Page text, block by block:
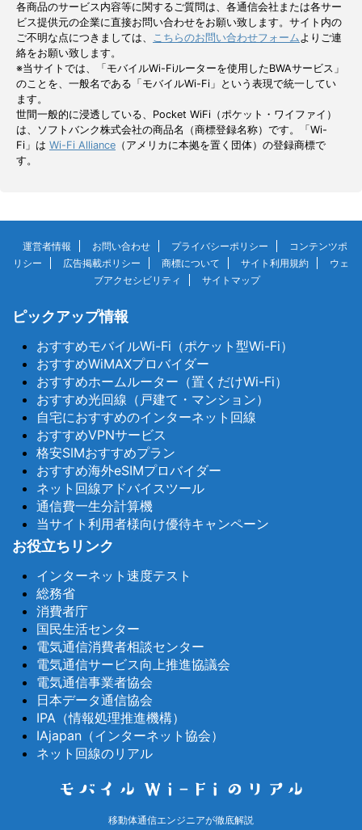
各商品のサービス内容等に関するご質問は、各通信会社または各サー
ビス提供元の企業に直接お問い合わせをお願い致します。サイト内の
ご不明な点につきましては、 こちらのお問い合わせフォームよりご連
絡をお願い致します。
※当サイトでは、「モバイルWi-Fiルーターを使用したBWAサービス」
のことを、一般名である「モバイルWi-Fi」という表現で統一してい
ます。
世間一般的に浸透している、Pocket WiFi（ポケット・ワイファイ）
は、ソフトバンク株式会社の商品名（商標登録名称）です。「Wi-
Fi」は Wi-Fi Alliance （アメリカに本拠を置く団体）の登録商標で
す。
運営者情報 お問い合わせ プライバシーポリシー
コンテンツポ
リシー
広告掲載ポリシー 商標について サイト利用規約
ウェ
ブアクセシビリティ
サイトマップ
ピックアップ情報
おすすめモバイルWi-Fi（ポケット型Wi-Fi）
おすすめWiMAXプロバイダー
おすすめホームルーター（置くだけWi-Fi）
おすすめ光回線（戸建て・マンション）
自宅におすすめのインターネット回線
おすすめVPNサービス
格安SIMおすすめプラン
おすすめ海外eSIMプロバイダー
ネット回線アドバイスツール
通信費一生分計算機
当サイト利用者様向け優待キャンペーン
お役立ちリンク
インターネット速度テスト
総務省
消費者庁
国民生活センター
電気通信消費者相談センター
電気通信サービス向上推進協議会
電気通信事業者協会
日本データ通信協会
IPA（情報処理推進機構）
IAjapan（インターネット協会）
ネット回線のリアル
移動体通信エンジニアが徹底解説